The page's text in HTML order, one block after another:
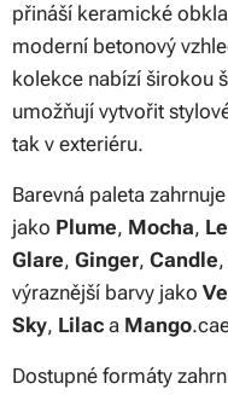
přináší keramické
moderní betonový
kolekce nabízí širokou
umožňují vytvořit
tak v exteriéru.
Barevná paleta
jako Plume, Mocha,
Glare, Ginger, Candle,
výraznější barvy jako
Sky, Lilac a Mango
Dostupné formáty